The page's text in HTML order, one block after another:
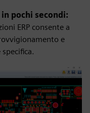
pochi secondi:
ERP consente a
e